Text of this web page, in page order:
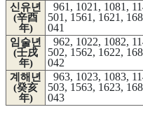
신유년
(辛酉
年)
961, 1021, 1081,
501, 1561, 1621,
041
임술년
(壬戌
年)
962, 1022, 1082,
502, 1562, 1622,
042
계해년
(癸亥
年)
963, 1023, 1083,
503, 1563, 1623,
043